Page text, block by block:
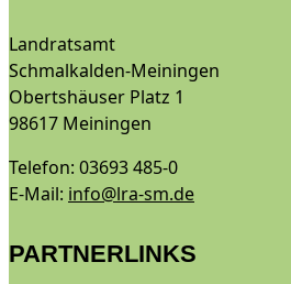
Landratsamt
Schmalkalden-Meiningen
Obertshäuser Platz 1
98617 Meiningen
Telefon: 03693 485-0
E-Mail: info@lra-sm.de
PARTNERLINKS